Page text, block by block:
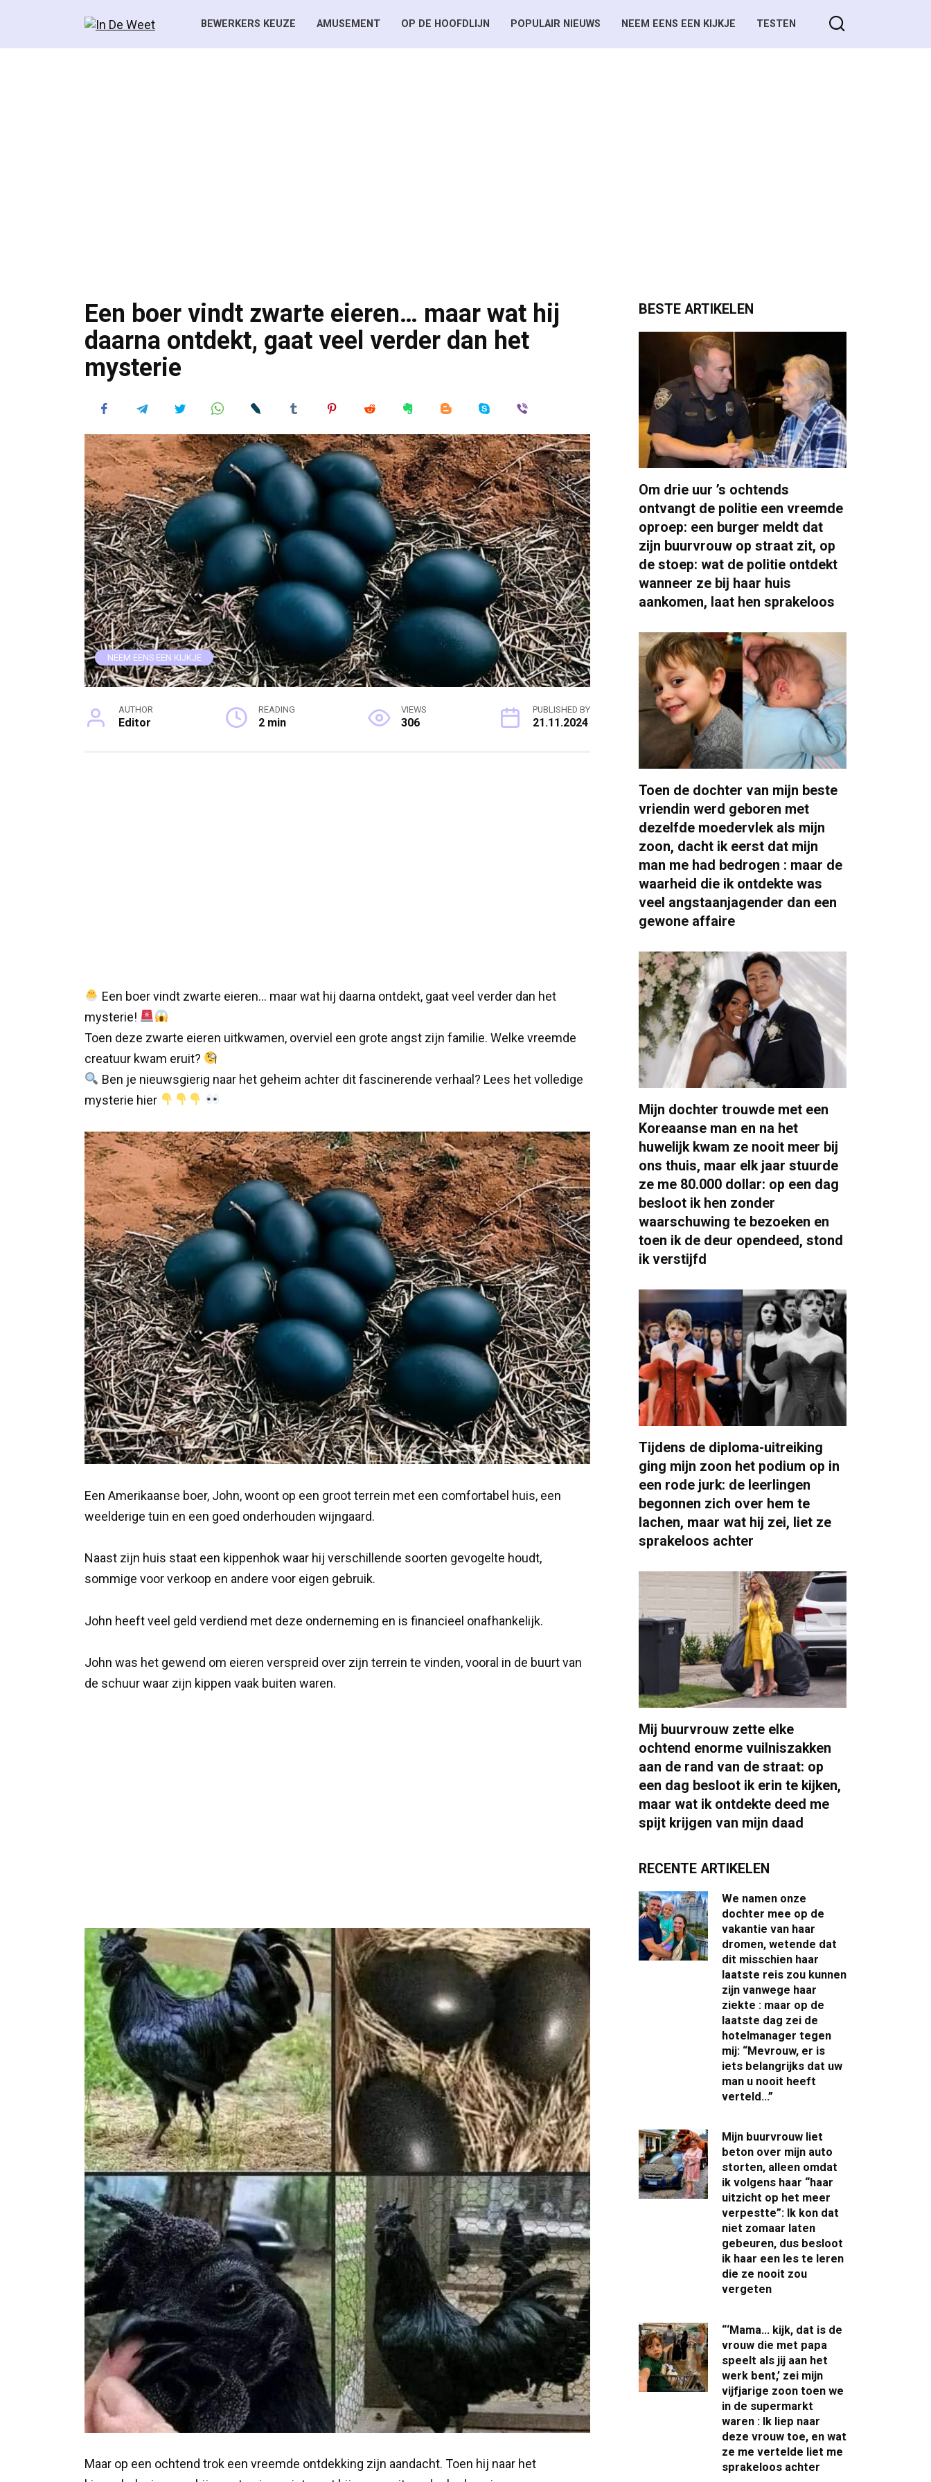
BEWERKERS KEUZE AMUSEMENT OP DE HOOFDLIJN POPULAIR NIEUWS NEEM EENS EEN KIJKJE TESTEN
Een boer vindt zwarte eieren… maar wat hij
daarna ontdekt, gaat veel verder dan het
mysterie
NEEM EENS EEN KIJKJE
AUTHOR
Editor
READING
2 min
VIEWS
306
PUBLISHED BY
21.11.2024
Een boer vindt zwarte eieren… maar wat hij daarna ontdekt, gaat veel verder dan het
mysterie!
Toen deze zwarte eieren uitkwamen, overviel een grote angst zijn familie. Welke vreemde
creatuur kwam eruit?
Ben je nieuwsgierig naar het geheim achter dit fascinerende verhaal? Lees het volledige
mysterie hier
Een Amerikaanse boer, John, woont op een groot terrein met een comfortabel huis, een
weelderige tuin en een goed onderhouden wijngaard.
Naast zijn huis staat een kippenhok waar hij verschillende soorten gevogelte houdt,
sommige voor verkoop en andere voor eigen gebruik.
John heeft veel geld verdiend met deze onderneming en is financieel onafhankelijk.
John was het gewend om eieren verspreid over zijn terrein te vinden, vooral in de buurt van
de schuur waar zijn kippen vaak buiten waren.
Maar op een ochtend trok een vreemde ontdekking zijn aandacht. Toen hij naar het
BESTE ARTIKELEN
Om drie uur ’s ochtends
ontvangt de politie een vreemde
oproep: een burger meldt dat
zijn buurvrouw op straat zit, op
de stoep: wat de politie ontdekt
wanneer ze bij haar huis
aankomen, laat hen sprakeloos
Toen de dochter van mijn beste
vriendin werd geboren met
dezelfde moedervlek als mijn
zoon, dacht ik eerst dat mijn
man me had bedrogen : maar de
waarheid die ik ontdekte was
veel angstaanjagender dan een
gewone affaire
Mijn dochter trouwde met een
Koreaanse man en na het
huwelijk kwam ze nooit meer bij
ons thuis, maar elk jaar stuurde
ze me 80.000 dollar: op een dag
besloot ik hen zonder
waarschuwing te bezoeken en
toen ik de deur opendeed, stond
ik verstijfd
Tijdens de diploma-uitreiking
ging mijn zoon het podium op in
een rode jurk: de leerlingen
begonnen zich over hem te
lachen, maar wat hij zei, liet ze
sprakeloos achter
Mij buurvrouw zette elke
ochtend enorme vuilniszakken
aan de rand van de straat: op
een dag besloot ik erin te kijken,
maar wat ik ontdekte deed me
spijt krijgen van mijn daad
RECENTE ARTIKELEN
We namen onze
dochter mee op de
vakantie van haar
dromen, wetende dat
dit misschien haar
laatste reis zou kunnen
zijn vanwege haar
ziekte : maar op de
laatste dag zei de
hotelmanager tegen
mij: “Mevrouw, er is
iets belangrijks dat uw
man u nooit heeft
verteld…”
Mijn buurvrouw liet
beton over mijn auto
storten, alleen omdat
ik volgens haar “haar
uitzicht op het meer
verpestte”: Ik kon dat
niet zomaar laten
gebeuren, dus besloot
ik haar een les te leren
die ze nooit zou
vergeten
“‘Mama… kijk, dat is de
vrouw die met papa
speelt als jij aan het
werk bent,’ zei mijn
vijfjarige zoon toen we
in de supermarkt
waren : Ik liep naar
deze vrouw toe, en wat
ze me vertelde liet me
sprakeloos achter